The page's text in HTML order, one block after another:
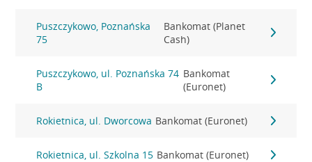
Puszczykowo, Poznańska
75
Bankomat (Planet
Cash)
Puszczykowo, ul. Poznańska 74
B
Bankomat
(Euronet)
Rokietnica, ul. Dworcowa Bankomat (Euronet)
Rokietnica, ul. Szkolna 15 Bankomat (Euronet)